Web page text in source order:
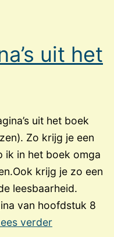
uit het
uit het boek
Zo krijg je een
ik in het boek omga
krijg je zo een
leesbaarheid.
van hoofdstuk 8
verderEen